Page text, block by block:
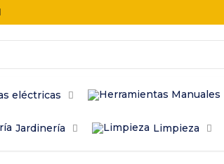
eléctricas
Jardinería Limpieza